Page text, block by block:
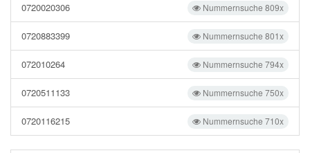
Nummernsuche 809x
0720020306
Nummernsuche 801x
0720883399
Nummernsuche 794x
072010264
Nummernsuche 750x
0720511133
Nummernsuche 710x
0720116215